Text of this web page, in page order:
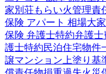
家別荘もらい火管理責
保険 アパート 相場大
保険 弁護士特約弁護士
護士特約民泊住宅物件
譲マンション 上塗り基